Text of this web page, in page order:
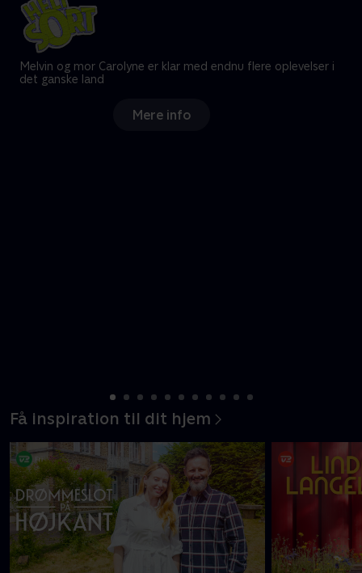
Melvin og mor Carolyne er klar med endnu flere oplevelser i
det ganske land
Mere info
Få inspiration til dit hjem